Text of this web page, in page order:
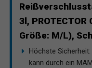
3l, PROTECTOR
Größe: M/L),
Höchste Sicherheit:
kann durch ein